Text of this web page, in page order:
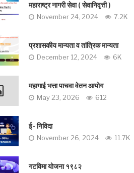
महाराष्ट्र नागरी सेवा ( सेवानिवृत्ती )
November 24, 2024 7.2K
प्रशासकीय मान्यता व तांत्रिक मान्यता
December 12, 2024 6K
महागाई भत्ता पाचवा वेतन आयोग
May 23, 2026 612
ई- निविदा
November 26, 2024 11.7K
गटविमा योजना १९८२